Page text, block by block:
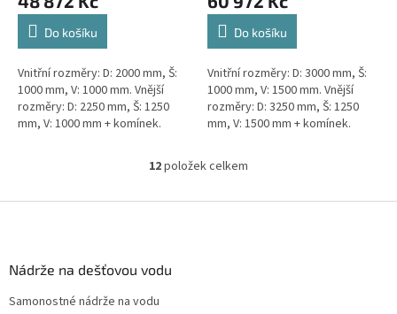
Do košíku
Vnitřní rozměry: D: 2000 mm, Š:
1000 mm, V: 1000 mm. Vnější
rozměry: D: 2250 mm, Š: 1250
mm, V: 1000 mm + komínek.
jídel denně Průměr a umístění...
Do košíku
Vnitřní rozměry: D: 3000 mm, Š:
1000 mm, V: 1500 mm. Vnější
rozměry: D: 3250 mm, Š: 1250
mm, V: 1500 mm + komínek.
jídel denně Průměr a...
O
l
12položek celkem
Nádrže na dešťovou vodu
Samonostné nádrže na vodu